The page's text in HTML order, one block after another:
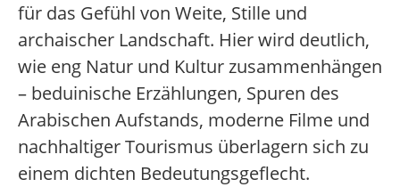
für das Gefühl von Weite, Stille und
archaischer Landschaft. Hier wird deutlich,
wie eng Natur und Kultur zusammenhängen
– beduinische Erzählungen, Spuren des
Arabischen Aufstands, moderne Filme und
nachhaltiger Tourismus überlagern sich zu
einem dichten Bedeutungsgeflecht.